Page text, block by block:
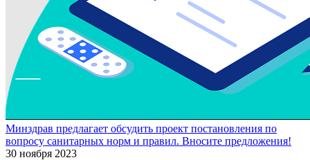
Минздрав предлагает обсудить проект постановления по
вопросу санитарных норм и правил. Вносите предложения!
30 ноября 2023